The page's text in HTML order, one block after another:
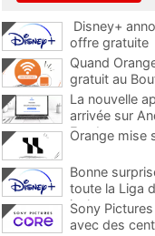
Disney+
offre gratuite
Quand
gratuit au
La nouvelle
arrivée sur
Freebox,
Orange mise
Bonne
toute la Liga
inclus
Sony
avec des